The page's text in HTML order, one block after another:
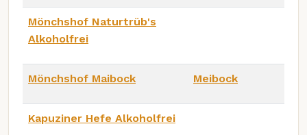
Mönchshof Naturtrüb's
Alkoholfrei
Mönchshof Maibock Meibock
Kapuziner Hefe Alkoholfrei